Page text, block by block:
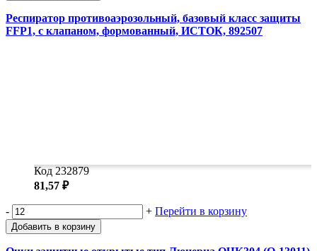
Респиратор противоаэрозольный, базовый класс защиты
FFP1, с клапаном, формованный, ИСТОК, 892507
Код 232879
81,57 ₽
- + Перейти в корзину
Добавить в корзину